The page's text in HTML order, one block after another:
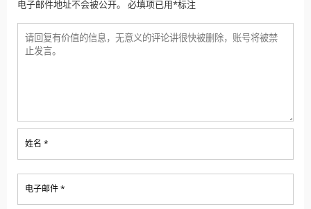
电子邮件地址不会被公开。 必填项已用*标注
姓名 *
电子邮件 *